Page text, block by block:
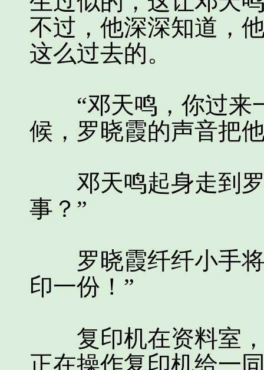
不过，他深深知道，
这么过去的。
“邓天鸣，你过来
候，罗晓霞的声音把
邓天鸣起身走到罗
事？”
罗晓霞纤纤小手将
印一份！”
复印机在资料室，
正在操作复印机给一